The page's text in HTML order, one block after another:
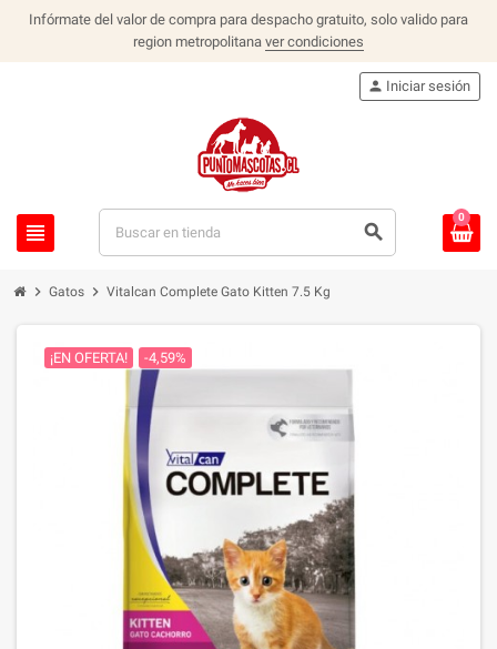
Infórmate del valor de compra para despacho gratuito, solo valido para
region metropolitana ver condiciones
view_headline search
person Iniciar sesión
0
chevron_right Gatos chevron_right Vitalcan Complete Gato Kitten 7.5 Kg
¡EN OFERTA! -4,59%